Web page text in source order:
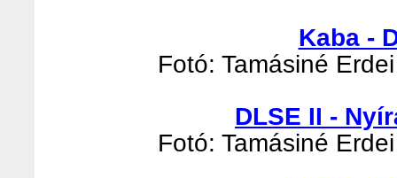
Kaba -
Fotó: Tamásiné
DLSE II -
Fotó: Tamásiné